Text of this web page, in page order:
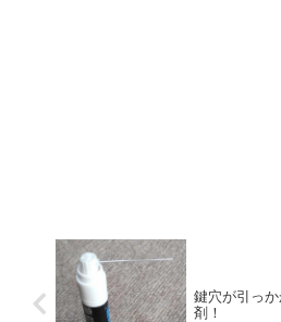
鍵穴が引っ
剤！